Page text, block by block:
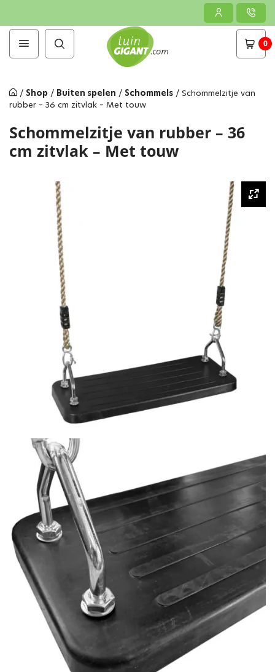
0
/ Shop / Buiten spelen / Schommels / Schommelzitje van
rubber – 36 cm zitvlak – Met touw
Schommelzitje van rubber – 36
cm zitvlak – Met touw